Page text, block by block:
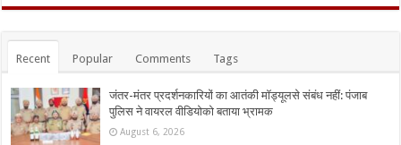
Recent Popular Comments Tags
जंतर-मंतर प्रदर्शनकारियों का आतंकी मॉड्यूलसे संबंध नहीं: पंजाब
पुलिस ने वायरल वीडियोको बताया भ्रामक
August 6, 2026